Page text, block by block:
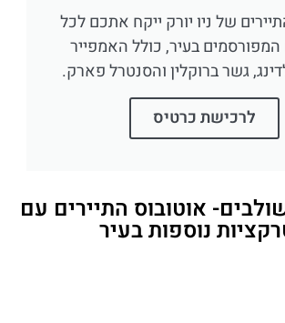
של ניו יורק ייקח אתכם לכל
בעיר, כולל האמפייר
גשר ברוקלין והסנטרל פארק.
לרכישת כרטיס
אוטובוס התיירים עם
נוספות בעיר